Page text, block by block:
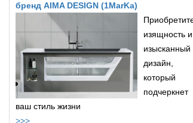
бренд AIMA DESIGN (1MarKa)
изящность и
изысканный
дизайн,
который
подчеркнет
ваш стиль жизни
>>>